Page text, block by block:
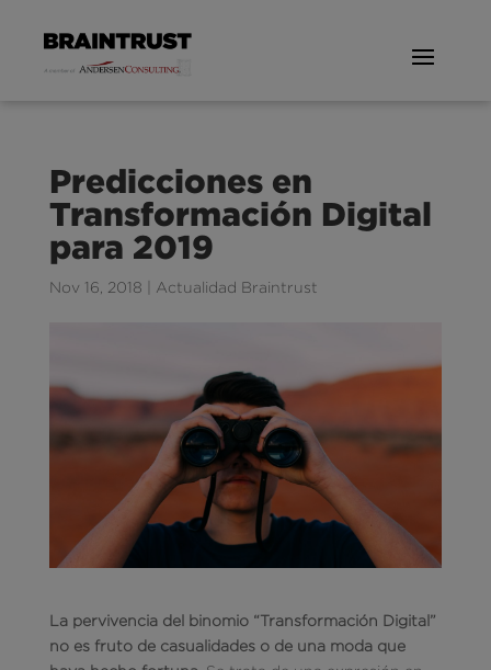
Predicciones en
Transformación Digital
para 2019
Nov 16, 2018 Actualidad Braintrust
La pervivencia del binomio “Transformación Digital”
no es fruto de casualidades o de una moda que